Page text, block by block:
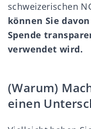
schweizerischen
können Sie
Spende
verwendet wird.
(Warum)
einen